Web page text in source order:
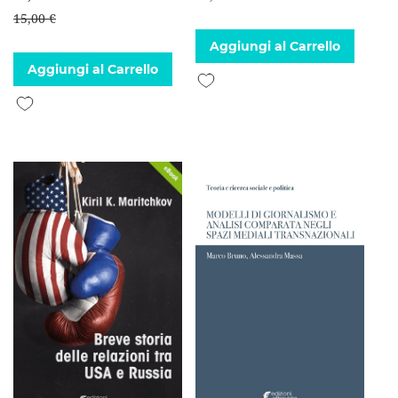
15,00 €
Aggiungi al Carrello
Aggiungi alla lista desideri
Aggiungi al Carrello
Aggiungi alla lista desideri